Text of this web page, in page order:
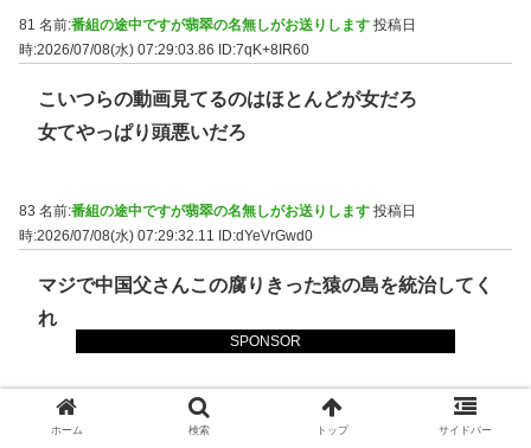
SPONSOR
81 名前:番組の途中ですが翡翠の名無しがお送りします 投稿日
時:2026/07/08(水) 07:29:03.86
ID:7qK+8IR60
こいつらの動画見てるのはほとんどが女だろ
女てやっぱり頭悪いだろ
83 名前:番組の途中ですが翡翠の名無しがお送りします 投稿日
時:2026/07/08(水) 07:29:32.11
ID:dYeVrGwd0
マジで中国父さんこの腐りきった猿の島を統治してく
れ
84 名前:番組の途中ですが翡翠の名無しがお送りします
時:2026/07/08(水) 07:29:42.05
ホーム 検索 トップ サイドバー